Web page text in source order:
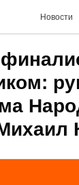
Новости